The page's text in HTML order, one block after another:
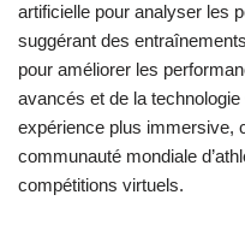
artificielle pour analyser les
suggérant des
pour améliorer les
avancés et de la
expérience plus immersive,
communauté mondiale
compétitions virtuels.